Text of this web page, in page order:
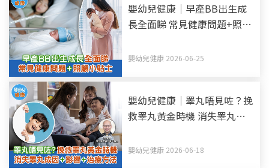
嬰幼兒健康｜早產BB出生成
長全面睇 常見健康問題+照顧
嬰幼兒健康 2026-06-25
嬰幼兒健康｜睪丸唔見咗？挽
救睪丸黃金時機 消失睪丸—
嬰幼兒健康 2026-06-18